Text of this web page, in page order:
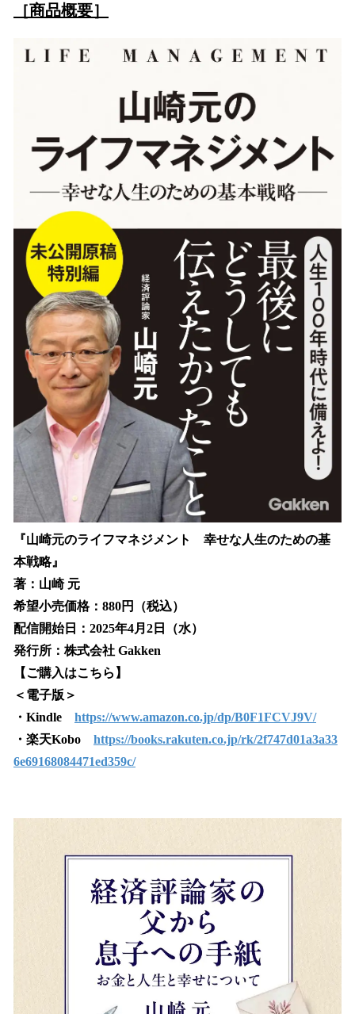
［商品概要］
『山崎元のライフマネジメント 幸せな人生のための基
本戦略』
著：山崎 元
希望小売価格：880円（税込）
配信開始日：2025年4月2日（水）
発行所：株式会社 Gakken
【ご購入はこちら】
＜電子版＞
・Kindle https://www.amazon.co.jp/dp/B0F1FCVJ9V/
・楽天Kobo https://books.rakuten.co.jp/rk/2f747d01a3a33
6e69168084471ed359c/